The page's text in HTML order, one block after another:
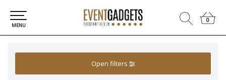
0
0
MENU
Open filters